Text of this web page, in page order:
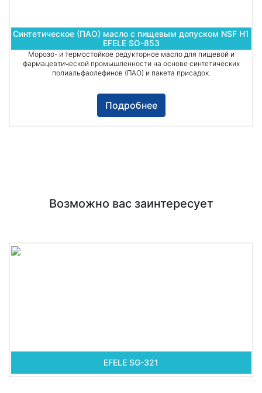
Синтетическое (ПАО) масло с пищевым допуском NSF H1
EFELE SO-853
Морозо- и термостойкое редукторное масло для пищевой и
фармацевтической промышленности на основе синтетических
полиальфаолефинов (ПАО) и пакета присадок.
Подробнее
Возможно вас заинтересует
EFELE SG-321